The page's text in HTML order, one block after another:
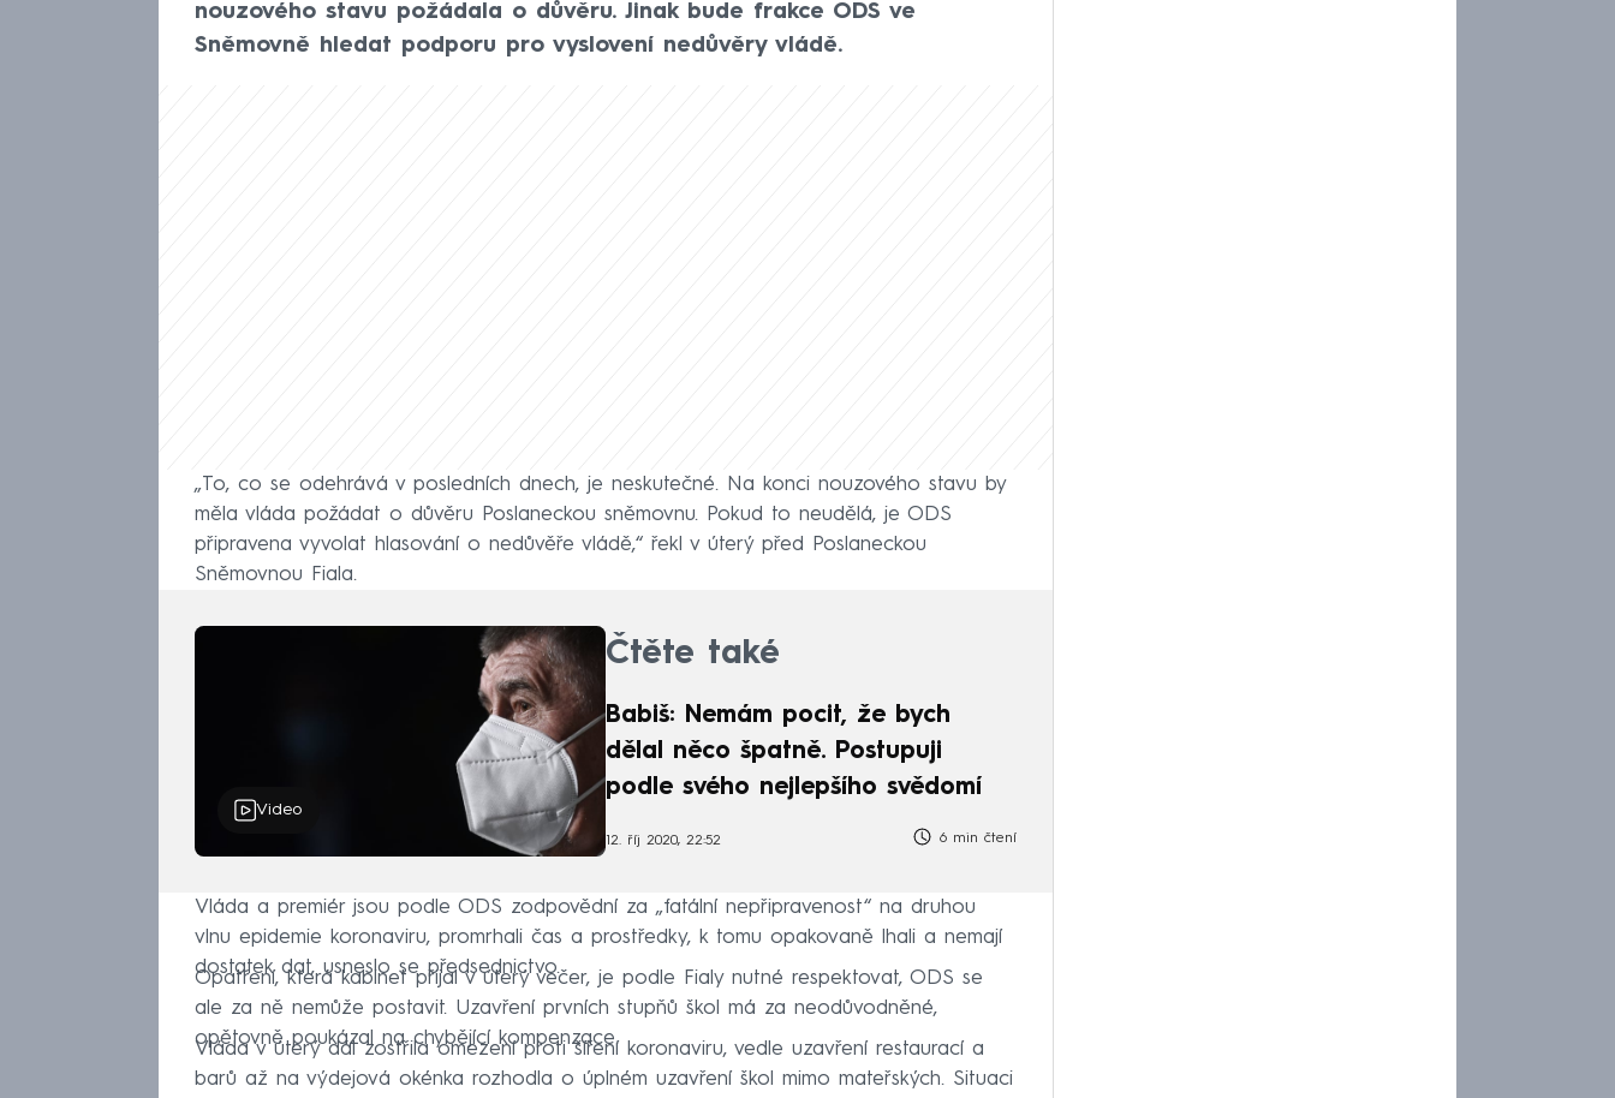
nouzového stavu požádala o důvěru. Jinak bude frakce ODS ve
Sněmovně hledat podporu pro vyslovení nedůvěry vládě.
„To, co se odehrává v posledních dnech, je neskutečné. Na konci nouzového stavu by
měla vláda požádat o důvěru Poslaneckou sněmovnu. Pokud to neudělá, je ODS
připravena vyvolat hlasování o nedůvěře vládě,“ řekl v úterý před Poslaneckou
Sněmovnou Fiala.
Video
Čtěte také
Babiš: Nemám pocit, že bych
dělal něco špatně. Postupuji
podle svého nejlepšího svědomí
12. říj 2020, 22:52 6 min čtení
Vláda a premiér jsou podle ODS zodpovědní za „fatální nepřipravenost“ na druhou
vlnu epidemie koronaviru, promrhali čas a prostředky, k tomu opakovaně lhali a nemají
dostatek dat, usneslo se předsednictvo.
Opatření, která kabinet přijal v úterý večer, je podle Fialy nutné respektovat, ODS se
ale za ně nemůže postavit. Uzavření prvních stupňů škol má za neodůvodněné,
opětovně poukázal na chybějící kompenzace.
Vláda v úterý dál zostřila omezení proti šíření koronaviru, vedle uzavření restaurací a
barů až na výdejová okénka rozhodla o úplném uzavření škol mimo mateřských. Situaci